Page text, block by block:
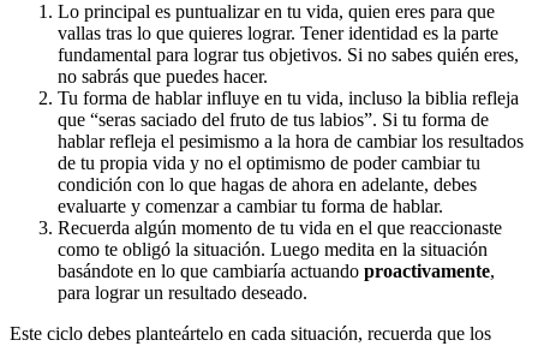
Lo principal es puntualizar en tu vida, quien eres para que
vallas tras lo que quieres lograr. Tener identidad es la parte
fundamental para lograr tus objetivos. Si no sabes quién eres,
no sabrás que puedes hacer.
Tu forma de hablar influye en tu vida, incluso la biblia refleja
que “seras saciado del fruto de tus labios”. Si tu forma de
hablar refleja el pesimismo a la hora de cambiar los resultados
de tu propia vida y no el optimismo de poder cambiar tu
condición con lo que hagas de ahora en adelante, debes
evaluarte y comenzar a cambiar tu forma de hablar.
Recuerda algún momento de tu vida en el que reaccionaste
como te obligó la situación. Luego medita en la situación
basándote en lo que cambiaría actuando proactivamente,
para lograr un resultado deseado.
Este ciclo debes planteártelo en cada situación, recuerda que los